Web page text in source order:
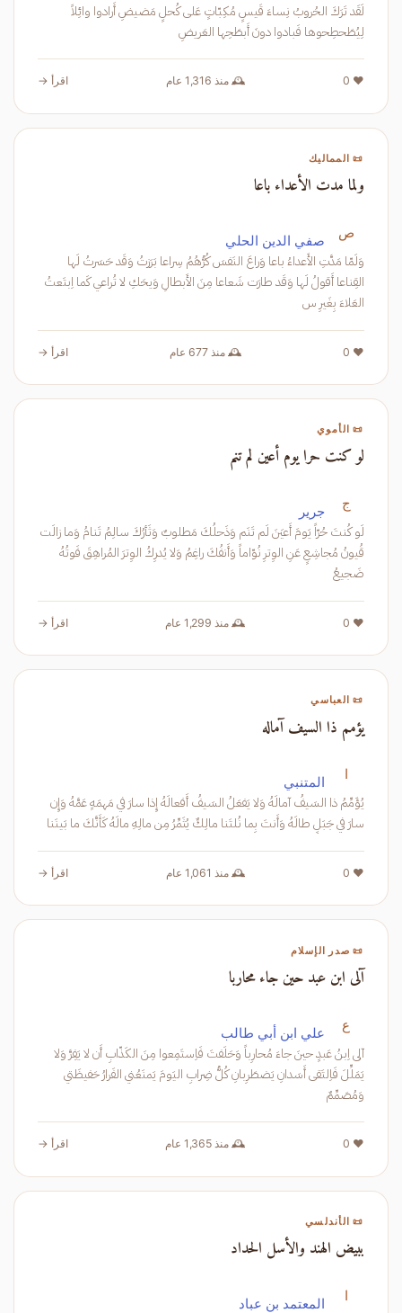
لَقَد تَرَكَ الحُروبُ نِساءَ قَيسٍ مُكِبّاتٍ عَلى كُحلٍ مَضيضِ أَرادوا وائِلاً
لِيُطَحطِحوها فَبادوا دونَ أَبطَحِها العَريضِ
❤️ 0 🕰️ منذ 1,316 عام اقرأ →
📜 المماليك
ولما مدت الأعداء باعا
ص صفي الدين الحلي
وَلَمّا مَدَّتِ الأَعداءُ باعا وَراعَ النَفسَ كُرُّهُمُ سِراعا بَرَزتُ وَقَد حَسَرتُ لَها
القِناعا أَقولُ لَها وَقَد طارَت شَعاعا مِنَ الأَبطالِ وَيحَكِ لا تُراعي كَما اِبتَعتُ
العَلاءَ بِغَيرِ س
❤️ 0 🕰️ منذ 677 عام اقرأ →
📜 الأموي
لو كنت حرا يوم أعين لم تنم
ج جرير
لَو كُنتَ حُرّاً يَومَ أَعيَنَ لَم تَنَم وَذَحلُكَ مَطلوبٌ وَثَأرُكَ سالِمُ تَنامُ وَما زالَت
قُيونُ مُجاشِعٍ عَنِ الوِترِ نُوّاماً وَأَنفُكَ راغِمُ وَلا يُدرِكُ الوِترَ المُراهِقَ فَوتُهُ
ضَجيعُ
❤️ 0 🕰️ منذ 1,299 عام اقرأ →
📜 العباسي
يؤمم ذا السيف آماله
ا المتنبي
يُؤَمِّمُ ذا السَيفُ آمالَهُ وَلا يَفعَلُ السَيفُ أَفعالَهُ إِذا سارَ في مَهمَهٍ عَمَّهُ وَإِن
سارَ في جَبَلٍ طالَهُ وَأَنتَ بِما نُلتَنا مالِكٌ يُثَمِّرُ مِن مالِهِ مالَهُ كَأَنَّكَ ما بَينَنا
❤️ 0 🕰️ منذ 1,061 عام اقرأ →
📜 صدر الإسلام
آلى ابن عبد حين جاء محاربا
ع علي ابن أبي طالب
آلى اِبنُ عَبدٍ حينَ جاءَ مُحارِباً وَحَلَفتَ فَاِستَمِعوا مِنَ الكَذّابِ أَن لا يَفِرَّ وَلا
يَمَلِّلَ فَاِلتَقى أَسَدانِ يَضطَرِبانِ كُلُّ ضِرابِ اليَومَ يَمنَعُني الفَرارُ حَفيظَتي
وَمُصَمِّمٌ
❤️ 0 🕰️ منذ 1,365 عام اقرأ →
📜 الأندلسي
ببيض الهند والأسل الحداد
ا المعتمد بن عباد